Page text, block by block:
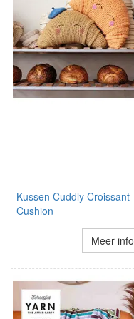
Kussen Cuddly Croissant
Cushion
Meer info